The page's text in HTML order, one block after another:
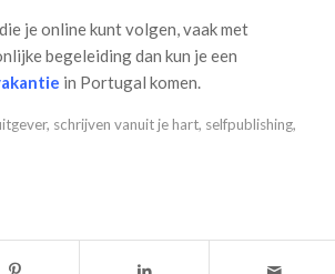
die je online kunt volgen, vaak met
begeleiding dan kun je een
in Portugal komen.
, schrijven vanuit je hart, selfpublishing,